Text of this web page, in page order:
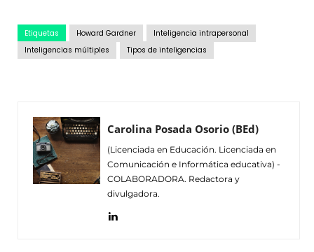
Etiquetas Howard Gardner
Inteligencia intrapersonal
Inteligencias múltiples
Tipos de inteligencias
Carolina Posada Osorio (BEd)
(Licenciada en Educación. Licenciada en
Comunicación e Informática educativa) -
COLABORADORA. Redactora y
divulgadora.